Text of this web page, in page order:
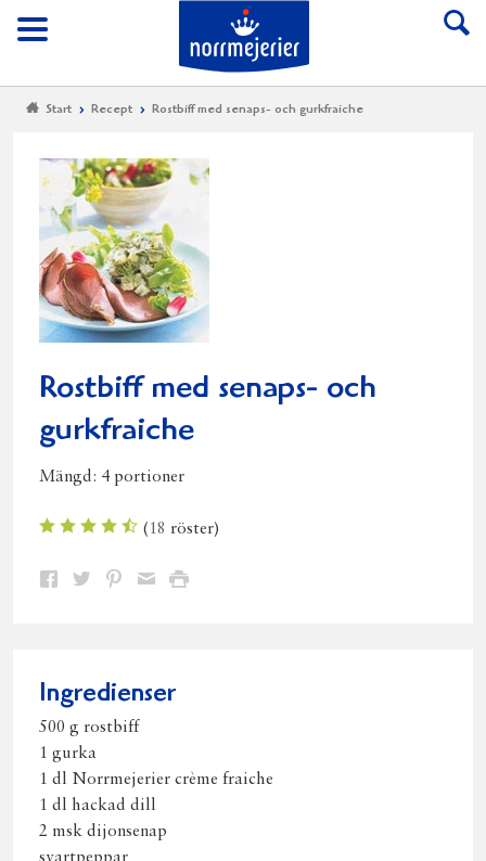
Meny
Till Norrmejerier
Start Recept Rostbiff med senaps- och gurkfraiche
Rostbiff med senaps- och
gurkfraiche
Mängd: 4 portioner
(18 röster)
Dela Dela Dela DelaSkriv
Ingredienser
500 g rostbiff
1 gurka
1 dl Norrmejerier crème fraiche
1 dl hackad dill
2 msk dijonsenap